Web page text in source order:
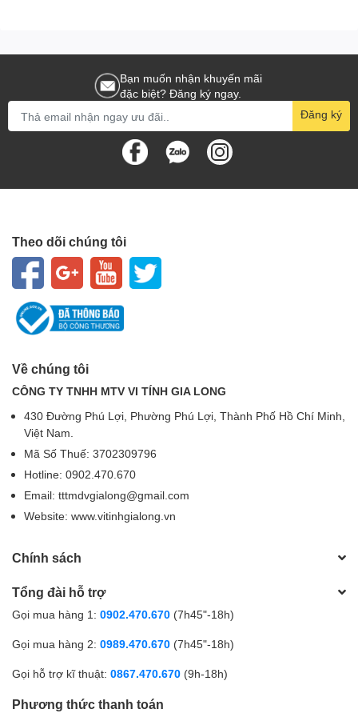
Bạn muốn nhận khuyến mãi
đặc biệt? Đăng ký ngay.
Đăng ký
Theo dõi chúng tôi
Về chúng tôi
CÔNG TY TNHH MTV VI TÍNH GIA LONG
430 Đường Phú Lợi, Phường Phú Lợi, Thành Phố Hồ Chí Minh,
Việt Nam.
Mã Số Thuế: 3702309796
Hotline: 0902.470.670
Email: tttmdvgialong@gmail.com
Website: www.vitinhgialong.vn
Chính sách
Tổng đài hỗ trợ
Gọi mua hàng 1: 0902.470.670 (7h45"-18h)
Gọi mua hàng 2: 0989.470.670 (7h45"-18h)
Gọi hỗ trợ kĩ thuật: 0867.470.670 (9h-18h)
Phương thức thanh toán